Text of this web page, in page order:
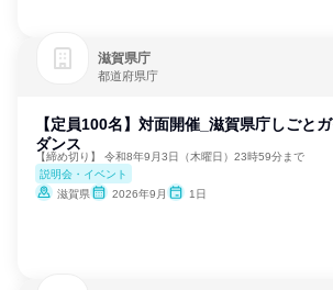
滋賀県庁
都道府県庁
【定員100名】対面開催_滋賀県庁しごとガ
ダンス
【締め切り】 令和8年9月3日（木曜日）23時59分まで
説明会・イベント
滋賀県
2026年9月 1日